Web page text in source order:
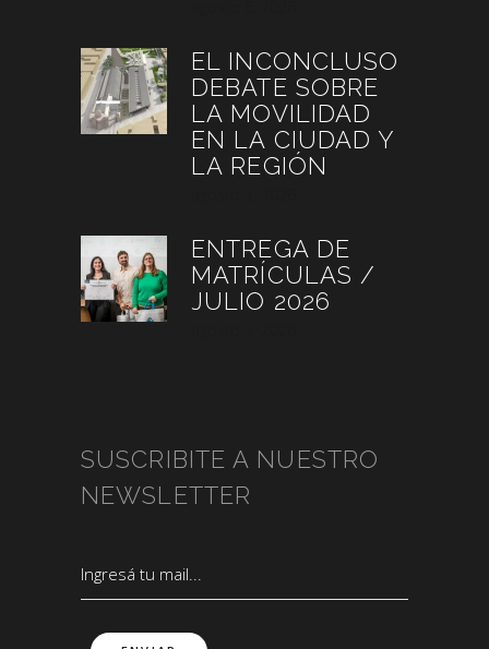
EL INCONCLUSO
DEBATE SOBRE
LA MOVILIDAD
EN LA CIUDAD Y
LA REGIÓN
ENTREGA DE
MATRÍCULAS /
JULIO 2026
SUSCRIBITE A NUESTRO
NEWSLETTER